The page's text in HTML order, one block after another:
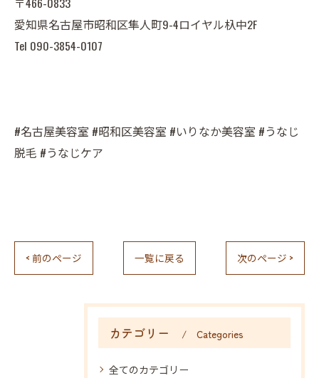
愛知県名古屋市昭和区隼人町9-4ロイヤル杁中2F
Tel 090-3854-0107
#名古屋美容室 #昭和区美容室 #いりなか美容室 #うなじ
脱毛 #うなじケア
< 前のページ 一覧に戻る 次のページ >
カテゴリー Categories
全てのカテゴリー